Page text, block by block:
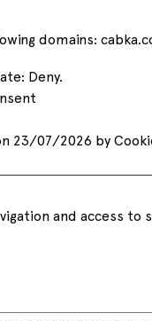
Ver todas
Ver todos los
nuestros clientes y en las
domains:
Deny.
23/07/2026 by
and access